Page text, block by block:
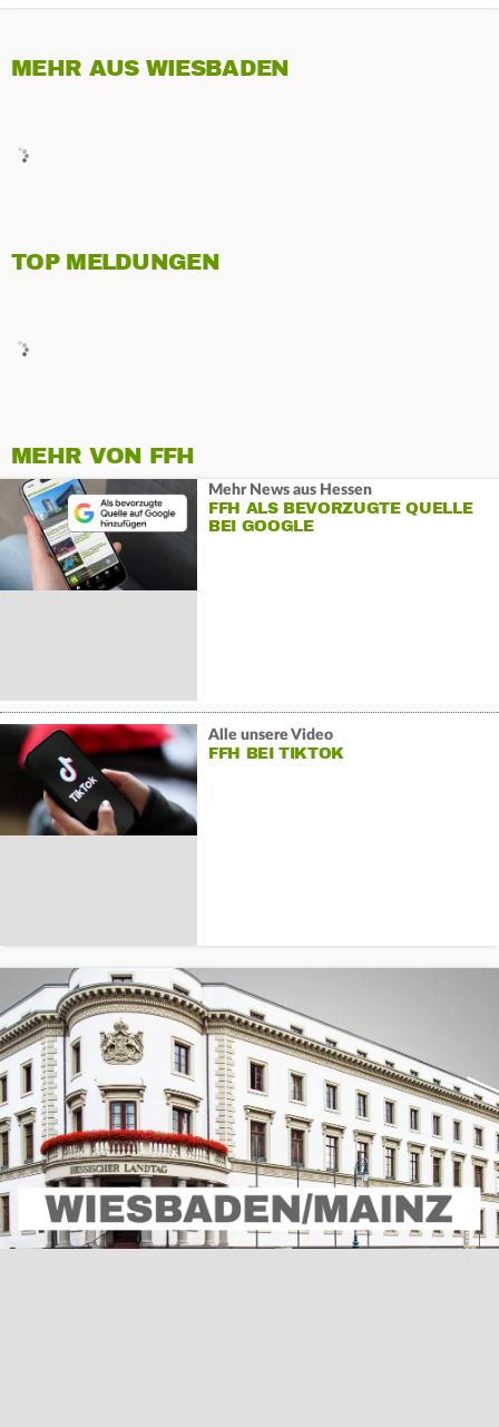
MEHR AUS WIESBADEN
TOP MELDUNGEN
MEHR VON FFH
Mehr News aus Hessen
FFH ALS BEVORZUGTE QUELLE
BEI GOOGLE
Alle unsere Video
FFH BEI TIKTOK